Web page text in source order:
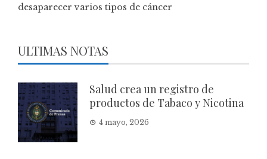
desaparecer varios tipos de cáncer
ULTIMAS NOTAS
Salud crea un registro de
productos de Tabaco y Nicotina
4 mayo, 2026